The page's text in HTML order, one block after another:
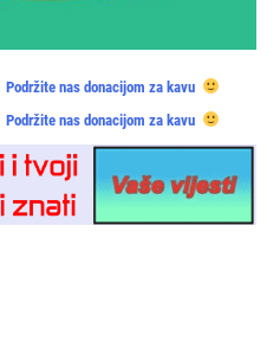
Podržite nas donacijom za kavu
Podržite nas donacijom za kavu